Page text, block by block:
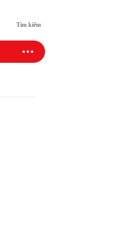
Tìm kiếm
SAO SPORT